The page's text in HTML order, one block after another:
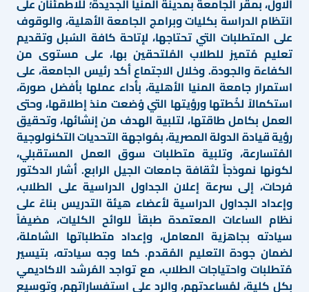
انتظام الدراسة بكليات وبرامج الجامعة الأهلية، والوقوف
على المتطلبات التي تحتاجها، لإتاحة كافة السُبل وتقديم
تعليم مُتميز للطلاب المُلتحقين بها، على مستوى من
الكفاءة والجودة. وخلال الاجتماع أكد رئيس الجامعة، على
استمرار جامعة المنيا الأهلية، بأداء عملها بأفضل صورة،
استكمالاً لخُطتها ورؤيتها التي وُضعت منذ إطلاقها، وحتى
العمل بكامل طاقتها، لتلبية الهدف من إنشائها، وتحقيق
رؤية قيادة الدولة المصرية، بمُواجهة التحديات التكنولوجية
المُتسارعة، وتلبية متطلبات سوق العمل المستقبلي،
لكونها نموذجاً لثقافة جامعات الجيل الرابع. أشار الدكتور
فرحات، إلى سرعة إعلان الجداول الدراسية على الطلاب،
وإعداد الجداول الدراسية لأعضاء هيئة التدريس بناءً على
نظام الساعات المعتمدة طبقاً للوائح الكليات، مضيفاً
سيادته بجاهزية المعامل، وإعداد متطلباتها الشاملة،
لضمان جودة التعليم المُقدم. كما وجه سيادته، بتيسير
مُتطلبات واحتياجات الطلاب، مع تواجد المُرشد الاكاديمي
بكل كلية، لمُساعدتهم، والرد على استفساراتهم، وتوسيع